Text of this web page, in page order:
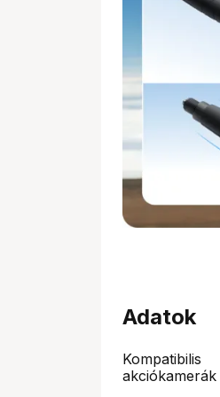
Adatok
Kompatibilis
akciókamerák